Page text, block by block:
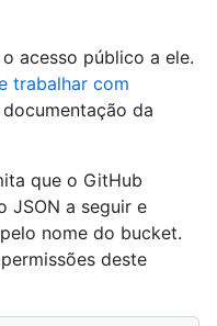
acesso público a ele.
trabalhar com
documentação da
que o GitHub
JSON a seguir e
pelo nome do bucket.
deste